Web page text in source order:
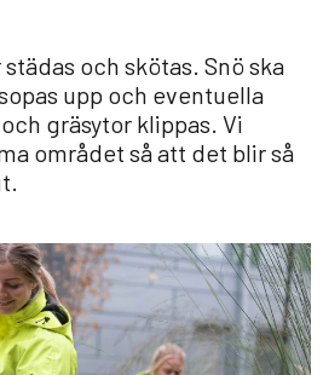
och skötas. Snö ska
upp och eventuella
gräsytor klippas. Vi
området så att det blir så